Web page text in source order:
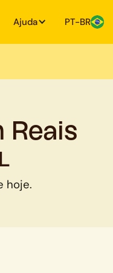
Ajuda PT-BR
Reais
hoje.